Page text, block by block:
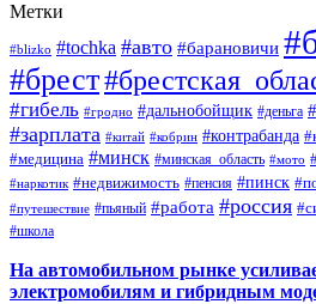
Метки
#blizko #tochka #авто #барановичи
#брест
#гибель #гродно #дальнобойщик #деньга
#зарплата #китай #кобрин #контрабанда
#медицина #минск #минская_область #мото
#наркотик #недвижимость #пенсия #пинск
#путешествие #пьяный #работа #россия
#школа
На автомобильном рынке
электромобилям и гибридным